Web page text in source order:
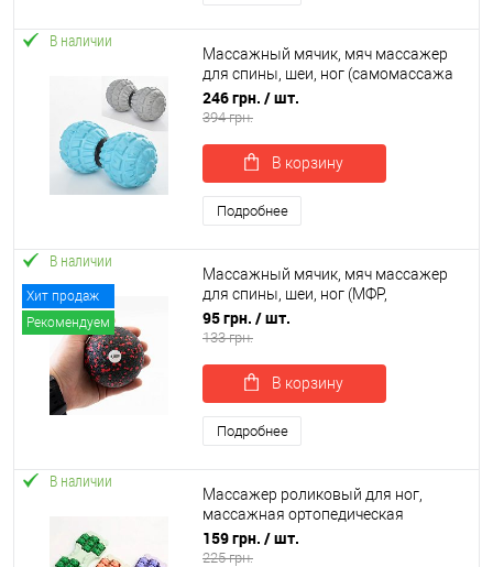
В наличии
Массажный мячик, мяч массажер
для спины, шеи, ног (самомассажа
МФР, миофасциального релиза)
OSPORT (MS 2484)
246 грн. / шт.
394 грн.
В корзину
Подробнее
Хит продаж
Рекомендуем
В наличии
Массажный мячик, мяч массажер
для спины, шеи, ног (МФР,
миофасциального релиза) OSPORT
EPP 8см (OF-0280)
95 грн. / шт.
133 грн.
В корзину
Подробнее
В наличии
Массажер роликовый для ног,
массажная ортопедическая
платформа для массажа стоп
30х14см OSPORT (MS 4816)
159 грн. / шт.
225 грн.